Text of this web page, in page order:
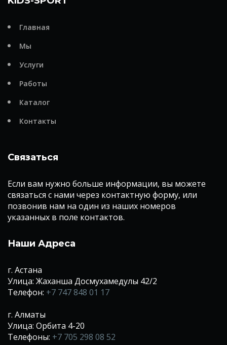
Главная
Мы
Услуги
Работы
Каталог
Контакты
Связаться
Если вам нужно больше информации, вы можете
связаться с нами через контактную форму, или
позвонив нам на один из наших номеров
указанных в поле контактов.
Наши Адреса
г. Астана
Улица: Жаханша Досмухамедулы 42/2
Телефон: +7 747 848 01 17
г. Алматы
Улица: Орбита 4-20
Телефоны: +7 705 298 08 52